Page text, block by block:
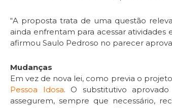
“A proposta trata de uma questão
ainda enfrentam para acessar atividades
afirmou Saulo Pedroso no parecer
Mudanças
Em vez de nova lei, como previa o
Pessoa Idosa. O substitutivo
assegurem, sempre que necessário,